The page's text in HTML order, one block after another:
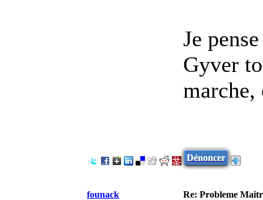
Je
Gyver
marche,
Dénoncer
founack Re: Probleme